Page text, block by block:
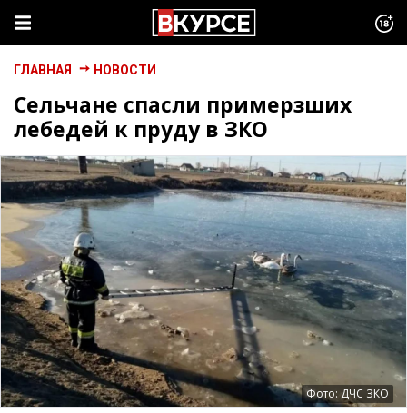
ГЛАВНАЯ НОВОСТИ
Сельчане спасли примерзших
лебедей к пруду в ЗКО
Фото: ДЧС ЗКО